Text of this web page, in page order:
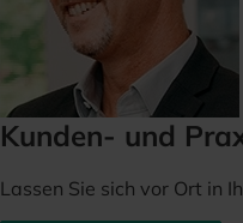
Kunden- und
Lassen Sie sich vor Ort in